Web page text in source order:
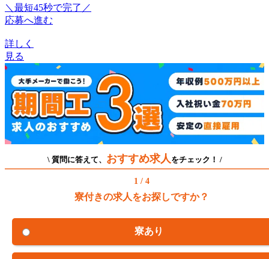
＼最短45秒で完了／
応募へ進む
詳しく
見る
\ 質問に答えて、 おすすめ求人 をチェック！ /
1 / 4
寮付きの求人をお探しですか？
寮あり